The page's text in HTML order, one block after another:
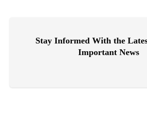
Stay Informed With the
Important News